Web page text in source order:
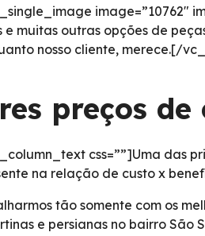
image=”10762″
e muitas outras opções de
nosso cliente, merece.[/
preços
css=””]Uma das
na relação de custo x
tão somente com os
e persianas no bairro São